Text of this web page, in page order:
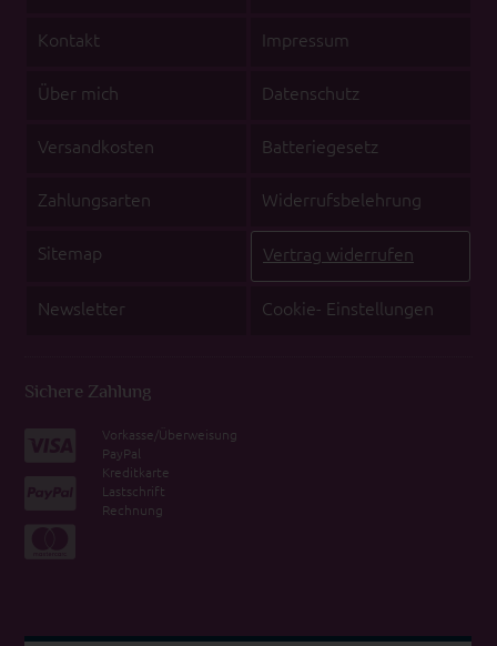
Kontakt Impressum
Über mich Datenschutz
Versandkosten Batteriegesetz
Zahlungsarten Widerrufsbelehrung
Sitemap Vertrag widerrufen
Newsletter Cookie- Einstellungen
Sichere Zahlung
Vorkasse/Überweisung
PayPal
Kreditkarte
Lastschrift
Rechnung